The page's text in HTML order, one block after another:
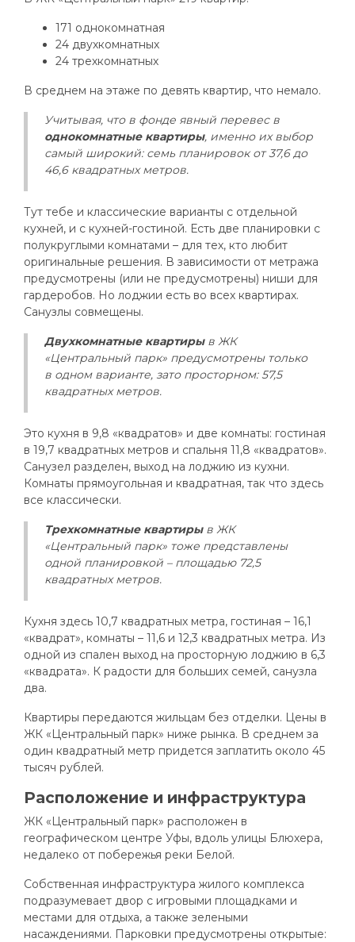
171 однокомнатная
24 двухкомнатных
24 трехкомнатных
В среднем на этаже по девять квартир, что немало.
Учитывая, что в фонде явный перевес в
однокомнатные квартиры, именно их выбор
самый широкий: семь планировок от 37,6 до
46,6 квадратных метров.
Тут тебе и классические варианты с отдельной
кухней, и с кухней-гостиной. Есть две планировки с
полукруглыми комнатами – для тех, кто любит
оригинальные решения. В зависимости от метража
предусмотрены (или не предусмотрены) ниши для
гардеробов. Но лоджии есть во всех квартирах.
Санузлы совмещены.
Двухкомнатные квартирыв ЖК
«Центральный парк» предусмотрены только
в одном варианте, зато просторном: 57,5
квадратных метров.
Это кухня в 9,8 «квадратов» и две комнаты: гостиная
в 19,7 квадратных метров и спальня 11,8 «квадратов».
Санузел разделен, выход на лоджию из кухни.
Комнаты прямоугольная и квадратная, так что здесь
все классически.
Трехкомнатные квартирыв ЖК
«Центральный парк» тоже представлены
одной планировкой – площадью 72,5
квадратных метров.
Кухня здесь 10,7 квадратных метра, гостиная – 16,1
«квадрат», комнаты – 11,6 и 12,3 квадратных метра. Из
одной из спален выход на просторную лоджию в 6,3
«квадрата». К радости для больших семей, санузла
два.
Квартиры передаются жильцам без отделки. Цены в
ЖК «Центральный парк» ниже рынка. В среднем за
один квадратный метр придется заплатить около 45
тысяч рублей.
Расположение и инфраструктура
ЖК «Центральный парк» расположен в
географическом центре Уфы, вдоль улицы Блюхера,
недалеко от побережья реки Белой.
Собственная инфраструктура жилого комплекса
подразумевает двор с игровыми площадками и
местами для отдыха, а также зелеными
насаждениями. Парковки предусмотрены открытые: